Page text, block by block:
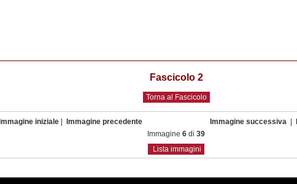
Fascicolo 2
Torna al Fascicolo
Immagine iniziale Immagine precedente Immagine successiva
Immagine 6 di 39
Lista immagini